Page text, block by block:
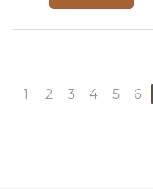
1 2 3 4 5 6